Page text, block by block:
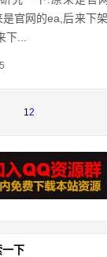
官网的ea,后来下
...
12
一下